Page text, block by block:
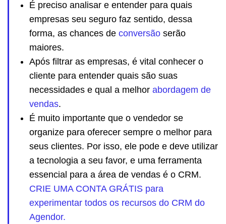
É preciso analisar e entender para quais
empresas seu seguro faz sentido, dessa
forma, as chances de conversão serão
maiores.
Após filtrar as empresas, é vital conhecer o
cliente para entender quais são suas
necessidades e qual a melhor abordagem de
vendas.
É muito importante que o vendedor se
organize para oferecer sempre o melhor para
seus clientes. Por isso, ele pode e deve utilizar
a tecnologia a seu favor, e uma ferramenta
essencial para a área de vendas é o CRM.
CRIE UMA CONTA GRÁTIS para
experimentar todos os recursos do CRM do
Agendor.